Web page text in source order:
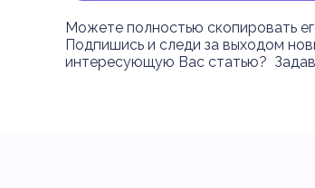
Можете полностью скопировать
Подпишись и следи за выходом
интересующую Вас статью?